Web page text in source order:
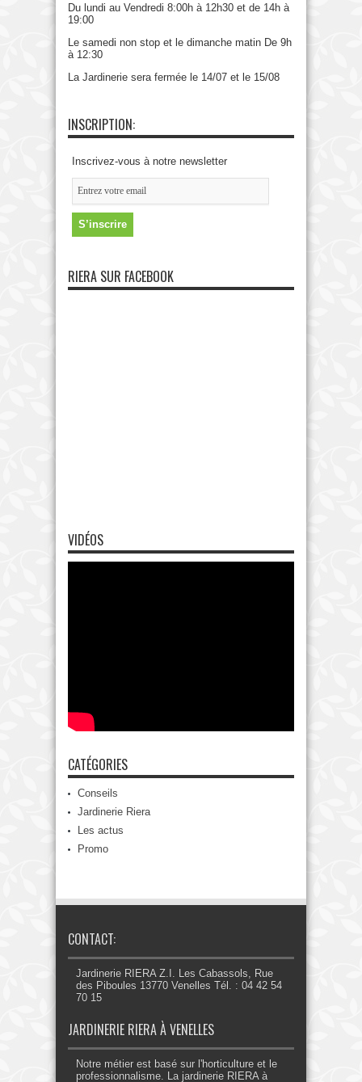
Du lundi au Vendredi 8:00h à 12h30 et de 14h à
19:00
Le samedi non stop et le dimanche matin De 9h
à 12:30
La Jardinerie sera fermée le 14/07 et le 15/08
INSCRIPTION:
Inscrivez-vous à notre newsletter
RIERA SUR FACEBOOK
VIDÉOS
CATÉGORIES
Conseils
Jardinerie Riera
Les actus
Promo
CONTACT:
Jardinerie RIERA Z.I. Les Cabassols, Rue
des Piboules 13770 Venelles Tél. : 04 42 54
70 15
JARDINERIE RIERA À VENELLES
Notre métier est basé sur l'horticulture et le
professionnalisme. La jardinerie RIERA à